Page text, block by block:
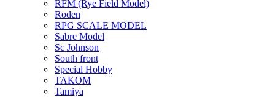
RFM (Rye Field Model)
Roden
RPG SCALE MODEL
Sabre Model
Sc Johnson
South front
Special Hobby
TAKOM
Tamiya